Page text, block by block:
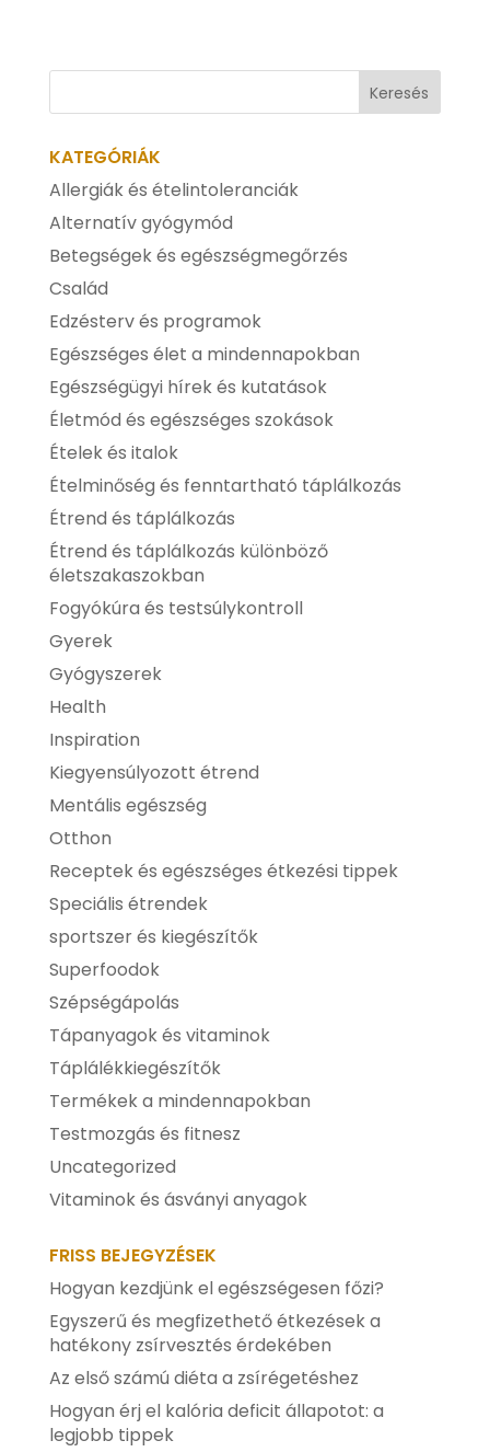
KATEGÓRIÁK
Allergiák és ételintoleranciák
Alternatív gyógymód
Betegségek és egészségmegőrzés
Család
Edzésterv és programok
Egészséges élet a mindennapokban
Egészségügyi hírek és kutatások
Életmód és egészséges szokások
Ételek és italok
Ételminőség és fenntartható táplálkozás
Étrend és táplálkozás
Étrend és táplálkozás különböző
életszakaszokban
Fogyókúra és testsúlykontroll
Gyerek
Gyógyszerek
Health
Inspiration
Kiegyensúlyozott étrend
Mentális egészség
Otthon
Receptek és egészséges étkezési tippek
Speciális étrendek
sportszer és kiegészítők
Superfoodok
Szépségápolás
Tápanyagok és vitaminok
Táplálékkiegészítők
Termékek a mindennapokban
Testmozgás és fitnesz
Uncategorized
Vitaminok és ásványi anyagok
FRISS BEJEGYZÉSEK
Hogyan kezdjünk el egészségesen főzi?
Egyszerű és megfizethető étkezések a
hatékony zsírvesztés érdekében
Az első számú diéta a zsírégetéshez
Hogyan érj el kalória deficit állapotot: a
legjobb tippek